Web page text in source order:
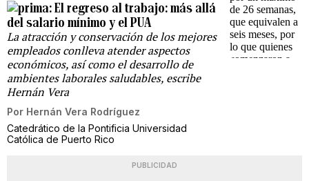
El regreso al trabajo: más allá
del salario mínimo y el PUA
La atracción y conservación de los mejores
empleados conlleva atender aspectos
económicos, así como el desarrollo de
ambientes laborales saludables, escribe
Hernán Vera
Por Hernán Vera Rodríguez
Catedrático de la Pontificia Universidad
Católica de Puerto Rico
PUBLICIDAD